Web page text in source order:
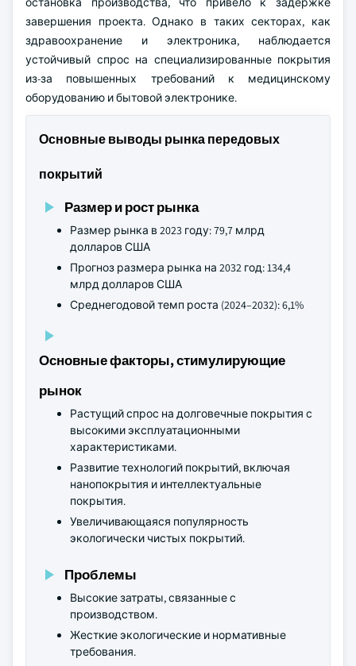
завершения проекта. Однако в таких секторах, как
здравоохранение и электроника, наблюдается
устойчивый спрос на специализированные покрытия
из-за повышенных требований к медицинскому
оборудованию и бытовой электронике.
Основные выводы рынка передовых
покрытий
Размер и рост рынка
Размер рынка в 2023 году: 79,7 млрд
долларов США
Прогноз размера рынка на 2032 год: 134,4
млрд долларов США
Среднегодовой темп роста (2024–2032): 6,1%
Основные факторы, стимулирующие
рынок
Растущий спрос на долговечные покрытия с
высокими эксплуатационными
характеристиками.
Развитие технологий покрытий, включая
нанопокрытия и интеллектуальные
покрытия.
Увеличивающаяся популярность
экологически чистых покрытий.
Проблемы
Высокие затраты, связанные с
производством.
Жесткие экологические и нормативные
требования.